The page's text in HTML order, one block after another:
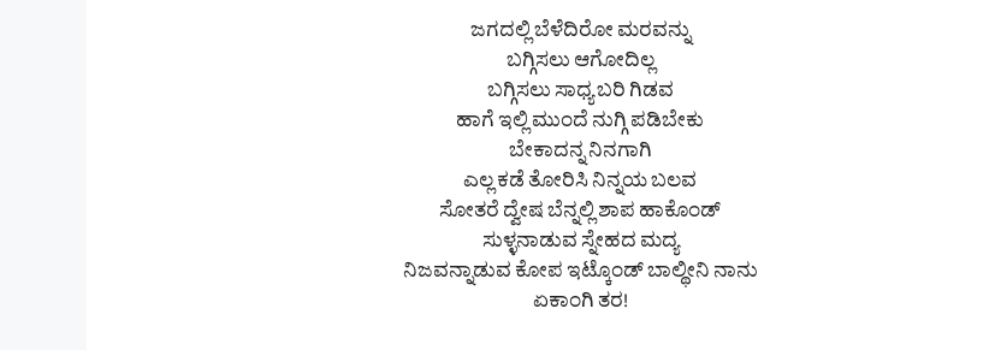
ಜಗದಲ್ಲಿ ಬೆಳೆದಿರೋ ಮರವನ್ನು
ಬಗ್ಗಿಸಲು ಆಗೋದಿಲ್ಲ
ಬಗ್ಗಿಸಲು ಸಾಧ್ಯ ಬರಿ ಗಿಡವ
ಹಾಗೆ ಇಲ್ಲಿ ಮುಂದೆ ನುಗ್ಗಿ ಪಡಿಬೇಕು
ಬೇಕಾದನ್ನ ನಿನಗಾಗಿ
ಎಲ್ಲ ಕಡೆ ತೋರಿಸಿ ನಿನ್ನಯ ಬಲವ
ಸೋತರೆ ದ್ವೇಷ ಬೆನ್ನಲ್ಲಿ ಶಾಪ ಹಾಕೊಂಡ್
ಸುಳ್ಳನಾಡುವ ಸ್ನೇಹದ ಮದ್ಯ
ನಿಜವನ್ನಾಡುವ ಕೋಪ ಇಟ್ಕೊಂಡ್ ಬಾಲ್ಥೀನಿ ನಾನು
ಏಕಾಂಗಿ ತರ!